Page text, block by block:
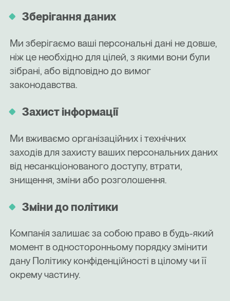
Зберігання даних
Ми зберігаємо ваші персональні дані не довше,
ніж це необхідно для цілей, з якими вони були
зібрані, або відповідно до вимог
законодавства.
Захист інформації
Ми вживаємо організаційних і технічних
заходів для захисту ваших персональних даних
від несанкціонованого доступу, втрати,
знищення, зміни або розголошення.
Зміни до політики
Компанія залишає за собою право в будь-який
момент в односторонньому порядку змінити
дану Політику конфіденційності в цілому чи її
окрему частину.